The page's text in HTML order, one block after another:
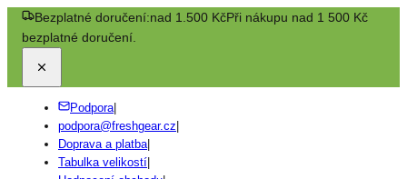
Bezplatné doručení:nad 1.500 KčPři nákupu nad 1 500 Kč
bezplatné doručení.
Podpora|
podpora@freshgear.cz
Doprava a platba|
Tabulka velikostí